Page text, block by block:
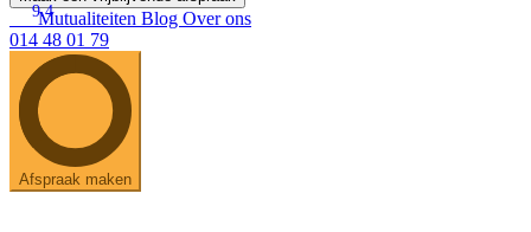
9.4
Mutualiteiten Blog Over ons
014 48 01 79
Afspraak maken